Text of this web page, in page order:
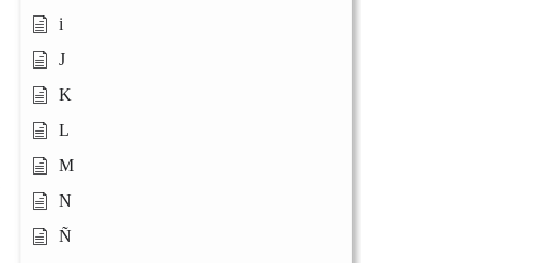
i
J
K
L
M
N
Ñ